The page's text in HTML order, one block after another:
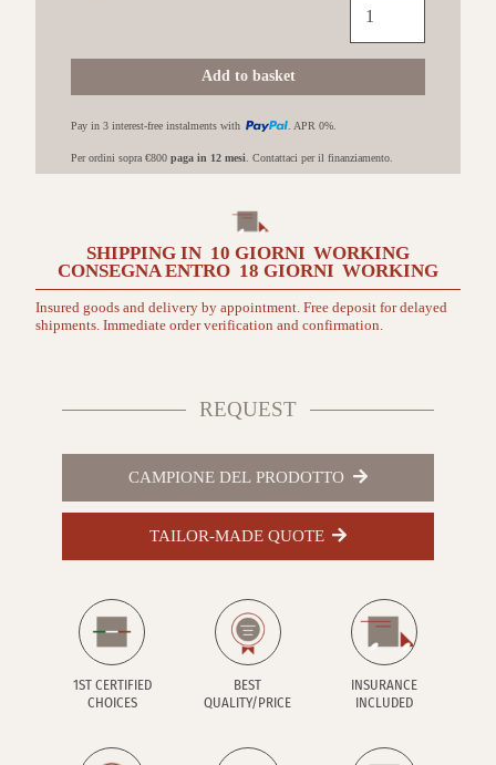
CAVALLINO
Grey
Add to basket
Pay in 3 interest-free instalments with . APR 0%.
Per ordini sopra €800 paga in 12 mesi . Contattaci per il finanziamento.
SHIPPING IN 10 GIORNI WORKING
CONSEGNA ENTRO 18 GIORNI WORKING
Insured goods and delivery by appointment. Free deposit for delayed
shipments. Immediate order verification and confirmation.
REQUEST
CAMPIONE DEL PRODOTTO
TAILOR-MADE QUOTE
1ST CERTIFIED
CHOICES
BEST
QUALITY/PRICE
INSURANCE
INCLUDED